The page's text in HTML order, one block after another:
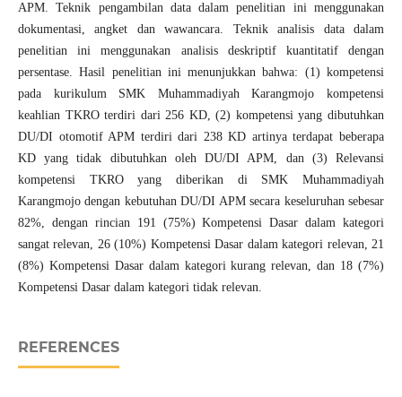
APM. Teknik pengambilan data dalam penelitian ini menggunakan
dokumentasi, angket dan wawancara. Teknik analisis data dalam
penelitian ini menggunakan analisis deskriptif kuantitatif dengan
persentase. Hasil penelitian ini menunjukkan bahwa: (1) kompetensi
pada kurikulum SMK Muhammadiyah Karangmojo kompetensi
keahlian TKRO terdiri dari 256 KD, (2) kompetensi yang dibutuhkan
DU/DI otomotif APM terdiri dari 238 KD artinya terdapat beberapa
KD yang tidak dibutuhkan oleh DU/DI APM, dan (3) Relevansi
kompetensi TKRO yang diberikan di SMK Muhammadiyah
Karangmojo dengan kebutuhan DU/DI APM secara keseluruhan sebesar
82%, dengan rincian 191 (75%) Kompetensi Dasar dalam kategori
sangat relevan, 26 (10%) Kompetensi Dasar dalam kategori relevan, 21
(8%) Kompetensi Dasar dalam kategori kurang relevan, dan 18 (7%)
Kompetensi Dasar dalam kategori tidak relevan.
REFERENCES